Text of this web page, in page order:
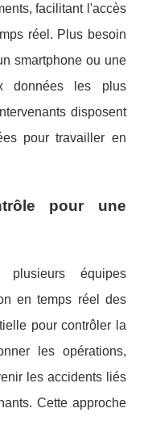
facilitant l'accès
réel. Plus besoin
smartphone ou une
données les plus
disposent
pour travailler en
pour une
équipes
en temps réel des
pour contrôler la
les opérations,
les accidents liés
Cette approche